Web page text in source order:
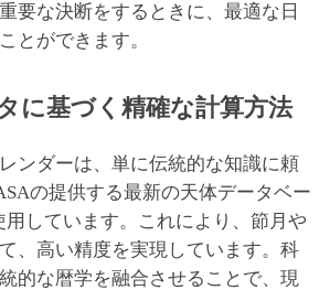
要な決断をするときに、最適な日
とができます。
に基づく精確な計算方法
ンダーは、単に伝統的な知識に頼
の提供する最新の天体データベー
用しています。これにより、節月や
、高い精度を実現しています。科
的な暦学を融合させることで、現